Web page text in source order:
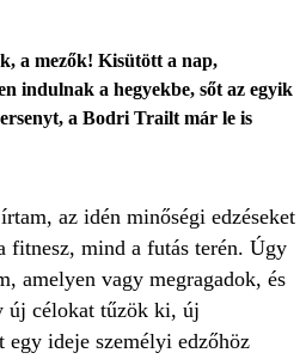
a mezők! Kisütött a nap,
indulnak a hegyekbe, sőt az egyik
a Bodri Trailt már le is
az idén minőségi edzéseket
fitnesz, mind a futás terén. Úgy
amelyen vagy megragadok, és
új célokat tűzök ki, új
ideje személyi edzőhöz